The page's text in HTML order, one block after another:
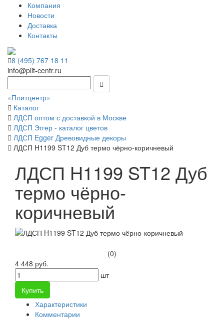
Компания
Новости
Доставка
Контакты
8 (495) 767 18 11
info@plit-centr.ru
«Плитцентр»
Каталог
ЛДСП оптом с доставкой в Москве
ЛДСП Эггер - каталог цветов
ЛДСП Egger Древовидные декоры
ЛДСП H1199 ST12 Дуб термо чёрно-коричневый
ЛДСП H1199 ST12 Дуб
термо чёрно-
коричневый
(0)
4 448 руб.
шт
Купить
Характеристики
Комментарии